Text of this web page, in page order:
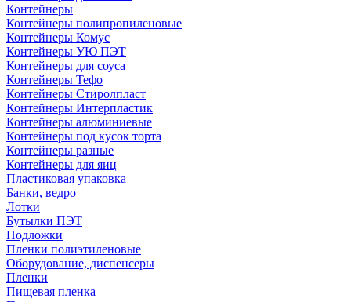
Контейнеры
Контейнеры полипропиленовые
Контейнеры Комус
Контейнеры УЮ ПЭТ
Контейнеры для соуса
Контейнеры Тефо
Контейнеры Стиролпласт
Контейнеры Интерпластик
Контейнеры алюминиевые
Контейнеры под кусок торта
Контейнеры разные
Контейнеры для яиц
Пластиковая упаковка
Банки, ведро
Лотки
Бутылки ПЭТ
Подложки
Пленки полиэтиленовые
Оборудование, диспенсеры
Пленки
Пищевая пленка